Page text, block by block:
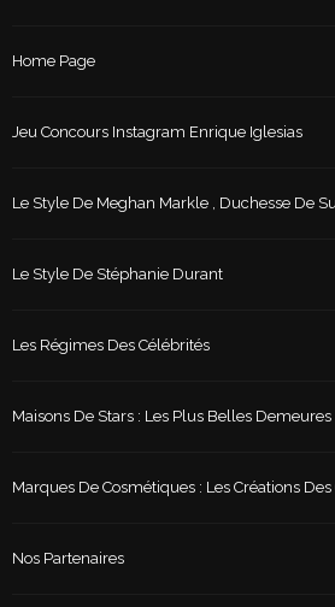
Home Page
Jeu Concours Instagram Enrique Iglesias
Le Style De Meghan Markle , Duchesse De
Le Style De Stéphanie Durant
Les Régimes Des Célébrités
Maisons De Stars : Les Plus Belles Demeures
Marques De Cosmétiques : Les Créations
Nos Partenaires